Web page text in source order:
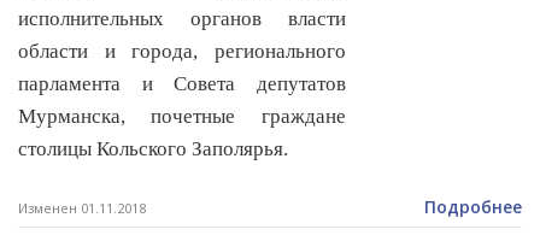
исполнительных органов власти
области и города, регионального
парламента и Совета депутатов
Мурманска, почетные граждане
столицы Кольского Заполярья.
Изменен 01.11.2018 Подробнее